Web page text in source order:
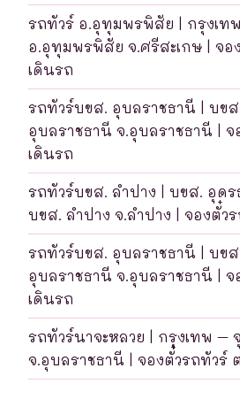
รถทัวร์ อ.อุทุมพรพิสัย | กรุงเท
อ.อุทุมพรพิสัย จ.ศรีสะเกษ | จอ
เดินรถ
รถทัวร์บขส. อุบลราชธานี | บข
อุบลราชธานี จ.อุบลราชธานี | จ
เดินรถ
รถทัวร์บขส. ลำปาง | บขส. อุด
บขส. ลำปาง จ.ลำปาง | จองตั๋ว
รถทัวร์บขส. อุบลราชธานี | บข
อุบลราชธานี จ.อุบลราชธานี | จ
เดินรถ
รถทัวร์นาจะหลวย | กรุงเทพ –
จ.อุบลราชธานี | จองตั๋วรถทัวร์